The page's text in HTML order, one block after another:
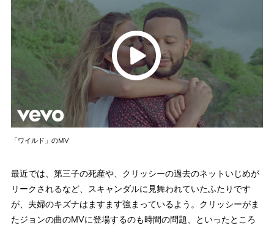
「ワイルド」のMV
最近では、第三子の死産や、クリッシーの過去のネットいじめが
リークされるなど、スキャンダルに見舞われていたふたりです
が、夫婦のキズナはますます強まっているよう。クリッシーがま
たジョンの曲のMVに登場するのも時間の問題、といったところ